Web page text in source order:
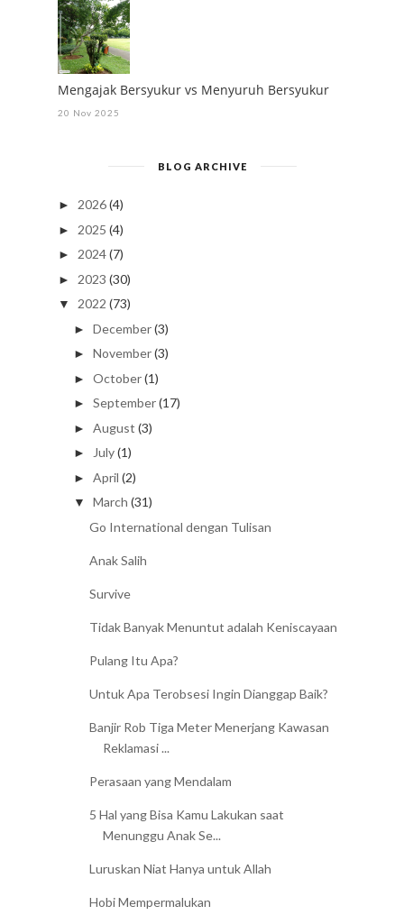
Mengajak Bersyukur vs Menyuruh Bersyukur
20 Nov 2025
BLOG ARCHIVE
► 2026(4)
► 2025 (4)
► 2024(7)
► 2023 (30)
▼ 2022 (73)
► December(3)
► November(3)
► October(1)
► September(17)
► August (3)
► July(1)
► April (2)
▼ March (31)
Go International dengan Tulisan
Anak Salih
Survive
Tidak Banyak Menuntut adalah Keniscayaan
Pulang Itu Apa?
Untuk Apa Terobsesi Ingin Dianggap Baik?
Banjir Rob Tiga Meter Menerjang Kawasan
Reklamasi ...
Perasaan yang Mendalam
5 Hal yang Bisa Kamu Lakukan saat
Menunggu Anak Se...
Luruskan Niat Hanya untuk Allah
Hobi Mempermalukan